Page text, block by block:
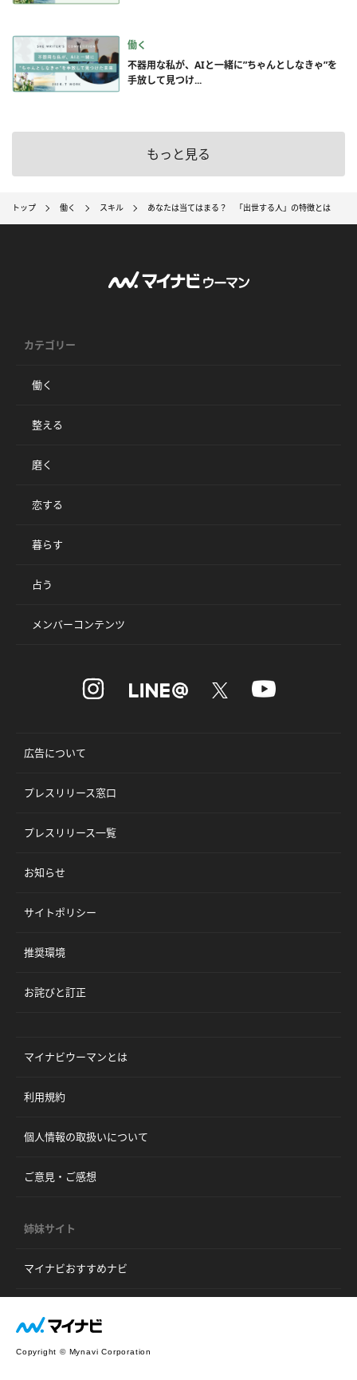
働く
不器用な私が、AIと一緒に”ちゃんとしなきゃ”を
手放して見つけ...
もっと見る
トップ 働く スキル あなたは当てはまる？ 「出世する人」の特徴とは
カテゴリー
働く
整える
磨く
恋する
暮らす
占う
メンバーコンテンツ
広告について
プレスリリース窓口
プレスリリース一覧
お知らせ
サイトポリシー
推奨環境
お詫びと訂正
マイナビウーマンとは
利用規約
個人情報の取扱いについて
ご意見・ご感想
姉妹サイト
マイナビおすすめナビ
Copyright © Mynavi Corporation